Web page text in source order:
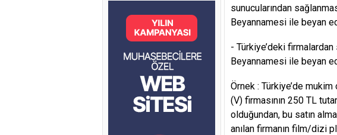
sunucularından
Beyannamesi ile beyan
- Türkiye’deki firmalardan
Beyannamesi ile beyan
Örnek : Türkiye’de
(V) firmasının 250 TL
olduğundan, bu satın
anılan firmanın film/dizi